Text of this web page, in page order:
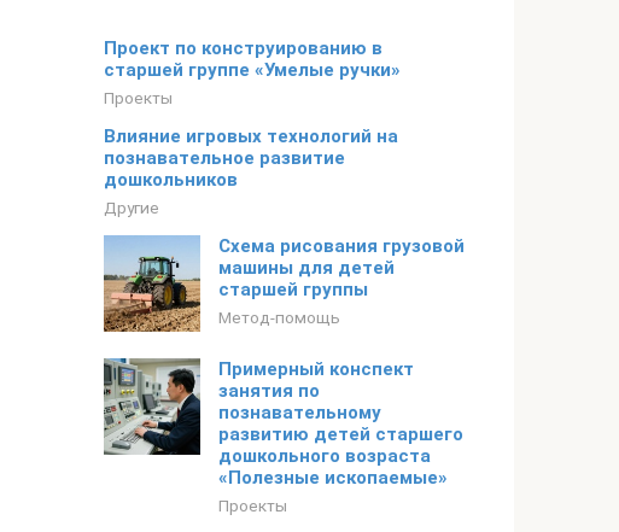
Проект по конструированию в
старшей группе «Умелые ручки»
Проекты
Влияние игровых технологий на
познавательное развитие
дошкольников
Другие
Схема рисования грузовой
машины для детей
старшей группы
Метод-помощь
Примерный конспект
занятия по
познавательному
развитию детей старшего
дошкольного возраста
«Полезные ископаемые»
Проекты